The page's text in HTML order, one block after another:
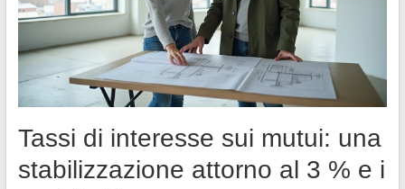
Tassi di interesse sui mutui: una
stabilizzazione attorno al 3 % e i